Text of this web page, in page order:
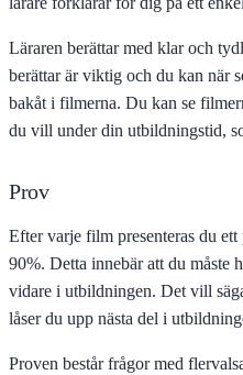
Läraren berättar med klar och
berättar är viktig och du kan när
bakåt i filmerna. Du kan se
du vill under din utbildningstid,
Prov
Efter varje film presenteras du
90%. Detta innebär att du måste
vidare i utbildningen. Det vill
låser du upp nästa del i
Proven består frågor med